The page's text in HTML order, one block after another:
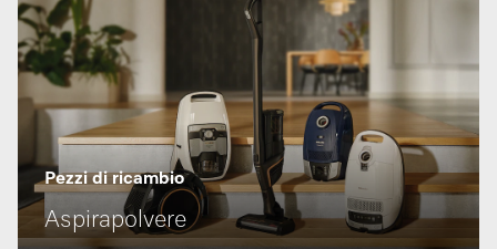
Pezzi di ricambio
Aspirapolvere